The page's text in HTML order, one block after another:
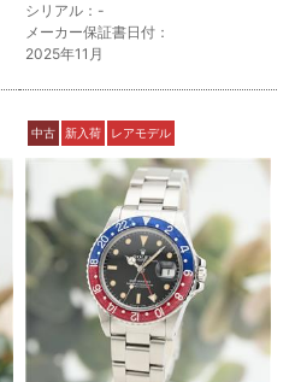
シリアル：-
メーカー保証書日付：
2025年11月
中古 新入荷 レアモデル